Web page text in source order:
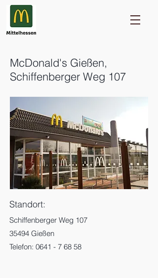
McDonald's Gießen,
Schiffenberger Weg 107
Schiffenberger Weg 107
35494 Gießen
Telefon: 0641 - 7 68 58
Standort: